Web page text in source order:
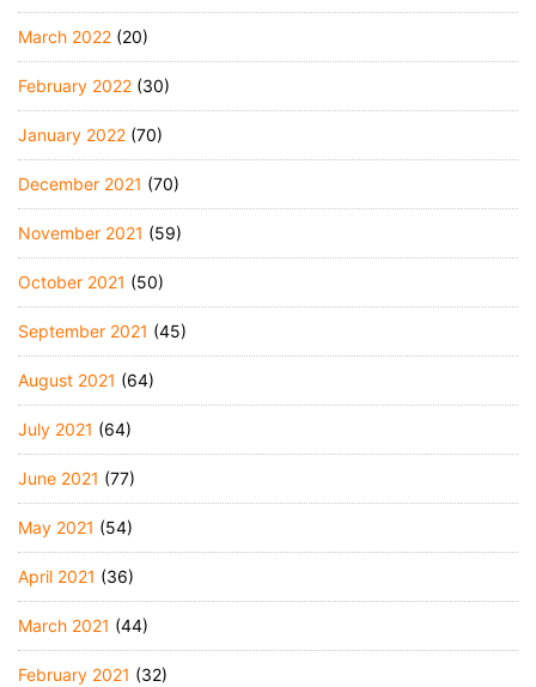
March 2022 (20)
February 2022 (30)
January 2022 (70)
December 2021 (70)
November 2021 (59)
October 2021 (50)
September 2021 (45)
August 2021 (64)
July 2021 (64)
June 2021 (77)
May 2021 (54)
April 2021 (36)
March 2021 (44)
February 2021 (32)